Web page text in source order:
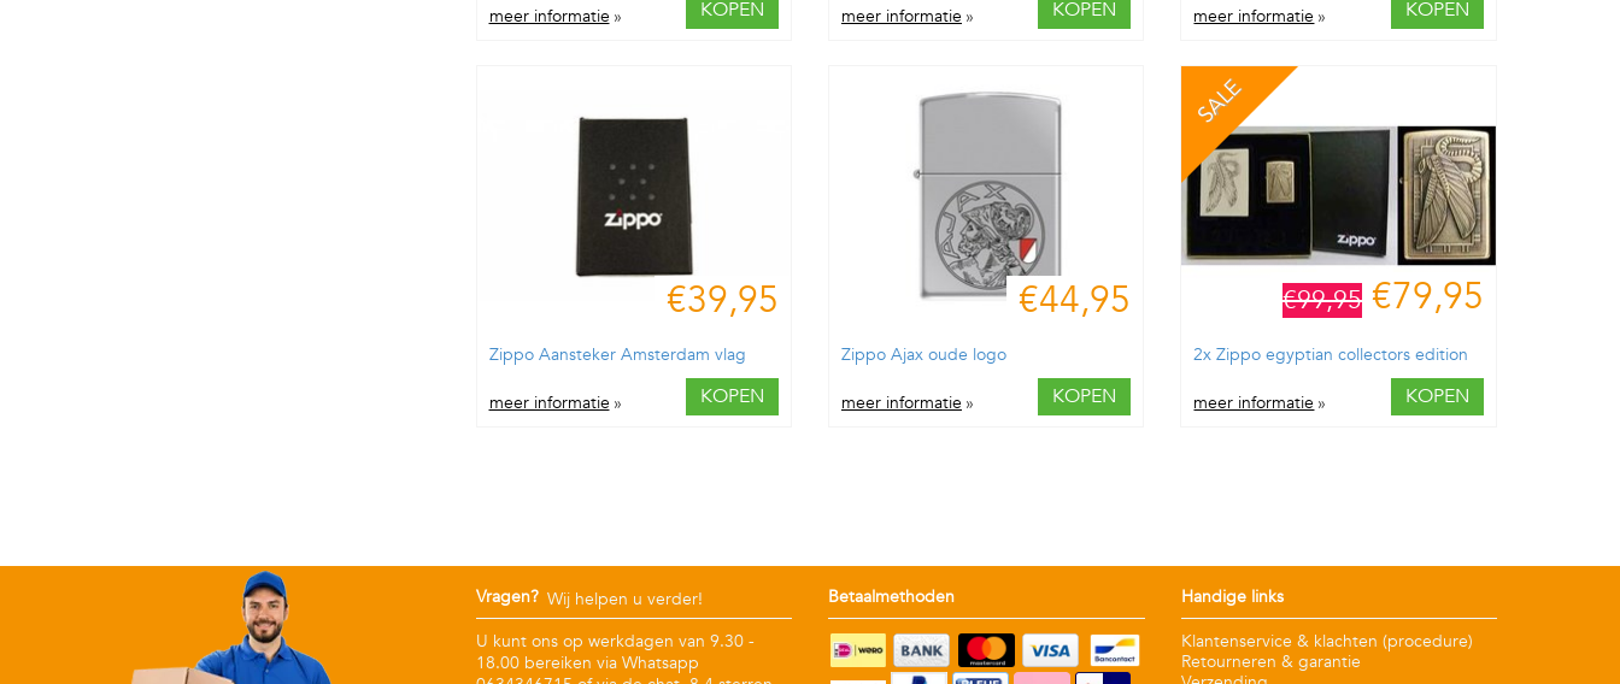
meer informatie » KOPEN meer informatie » KOPEN meer informatie » KOPEN
€39,95
Zippo Aansteker Amsterdam vlag
meer informatie » KOPEN
€44,95
Zippo Ajax oude logo
meer informatie » KOPEN
SALE
€99,95€79,95
2x Zippo egyptian collectors edition
meer informatie » KOPEN
Vragen? Wij helpen u verder!
U kunt ons op werkdagen van 9.30 -
18.00 bereiken via Whatsapp
Betaalmethoden
Handige links
Klantenservice & klachten (procedure)
Retourneren & garantie